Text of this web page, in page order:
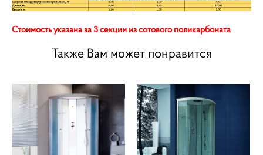
Стоимость указана за 3 секции из сотового поликарбоната
Также Вам может понравится